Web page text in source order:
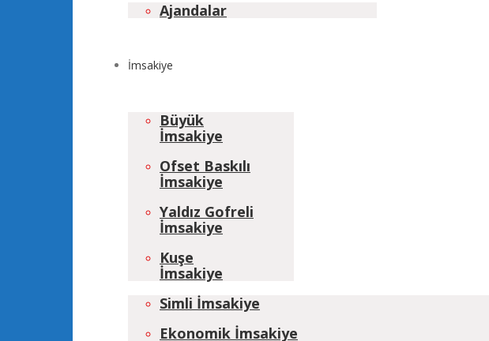
Ajandalar
İmsakiye
Büyük
İmsakiye
Ofset Baskılı
İmsakiye
Yaldız Gofreli
İmsakiye
Kuşe
İmsakiye
Simli İmsakiye
Ekonomik İmsakiye